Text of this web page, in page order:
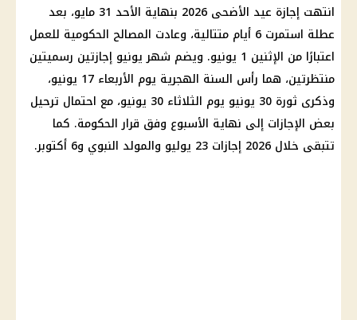
انتهت إجازة عيد الأضحى 2026
بنهاية الأحد 31 مايو، بعد
عطلة استمرت 6 أيام متتالية، وعادت المصالح الحكومية للعمل
اعتبارًا من الإثنين 1 يونيو. ويضم شهر يونيو إجازتين رسميتين
منتظرتين، هما رأس السنة الهجرية يوم الأربعاء 17 يونيو،
وذكرى ثورة 30 يونيو يوم الثلاثاء 30 يونيو، مع احتمال ترحيل
بعض الإجازات إلى نهاية الأسبوع وفق قرارالحكومة. كما
تتبقى خلال 2026
إجازات